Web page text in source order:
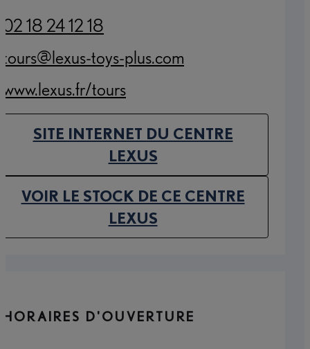
02 18 24 12 18
(Opens in new tab)
tours@lexus-toys-plus.com
(Opens in new tab)
www.lexus.fr/tours
(Opens in new tab)
SITE INTERNET DU CENTRE
LEXUS(OPENS IN NEW TAB)
VOIR LE STOCK DE CE CENTRE
LEXUS(OPENS IN NEW TAB)
HORAIRES D'OUVERTURE